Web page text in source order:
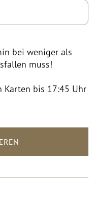
bei weniger als
muss!
Karten bis 17:45 Uhr